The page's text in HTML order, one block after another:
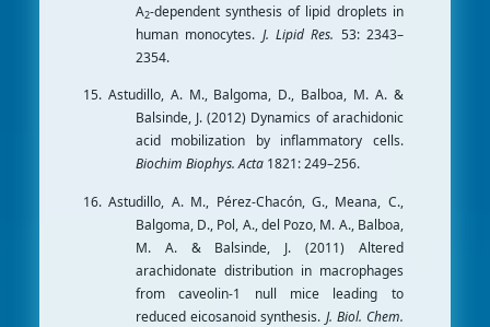
A2-dependent synthesis of lipid droplets in
human monocytes. J. Lipid Res. 53: 2343–
2354.
15. Astudillo, A. M., Balgoma, D., Balboa, M. A. &
Balsinde, J. (2012) Dynamics of arachidonic
acid mobilization by inflammatory cells.
Biochim Biophys. Acta 1821: 249–256.
16. Astudillo, A. M., Pérez-Chacón, G., Meana, C.,
Balgoma, D., Pol, A., del Pozo, M. A., Balboa,
M. A. & Balsinde, J. (2011) Altered
arachidonate distribution in macrophages
from caveolin-1 null mice leading to
reduced eicosanoid synthesis. J. Biol. Chem.